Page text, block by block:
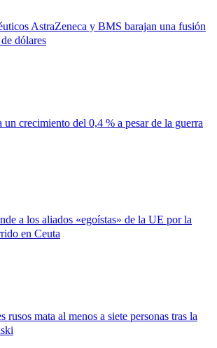
AstraZeneca y BMS barajan una fusión
dólares
un crecimiento del 0,4 % a pesar de la guerra
a los aliados «egoístas» de la UE por la
en Ceuta
rusos mata al menos a siete personas tras la